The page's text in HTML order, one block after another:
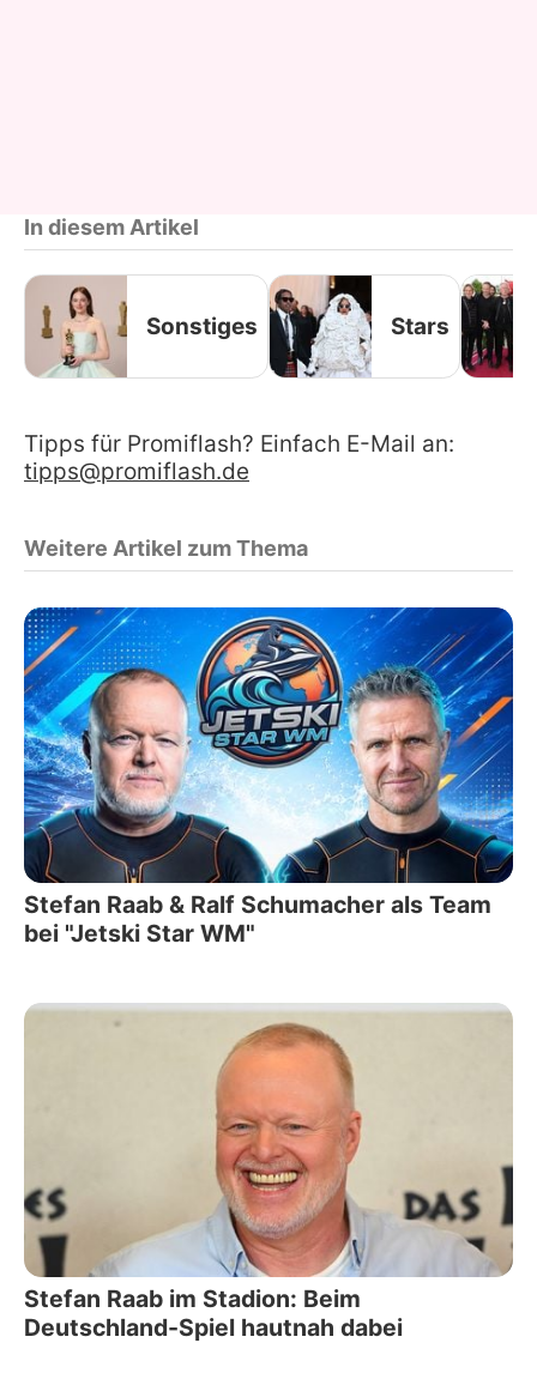
In diesem Artikel
Sonstiges Stars
Tipps für Promiflash? Einfach E-Mail an:
tipps@promiflash.de
Weitere Artikel zum Thema
Stefan Raab & Ralf Schumacher als Team
bei "Jetski Star WM"
Stefan Raab im Stadion: Beim
Deutschland-Spiel hautnah dabei